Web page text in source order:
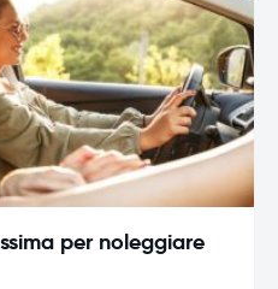
per noleggiare